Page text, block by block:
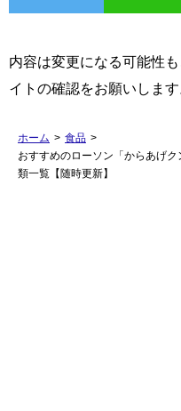
内容は変更になる可能性
イトの確認をお願いします
ホーム > 食品 >
おすすめのローソン「からあげ
類一覧【随時更新】